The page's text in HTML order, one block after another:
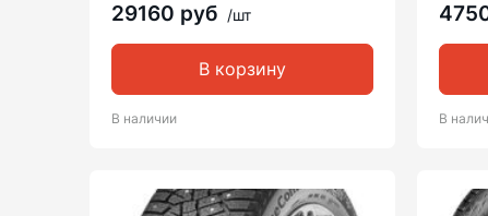
29160 руб /шт
В корзину
В наличии В